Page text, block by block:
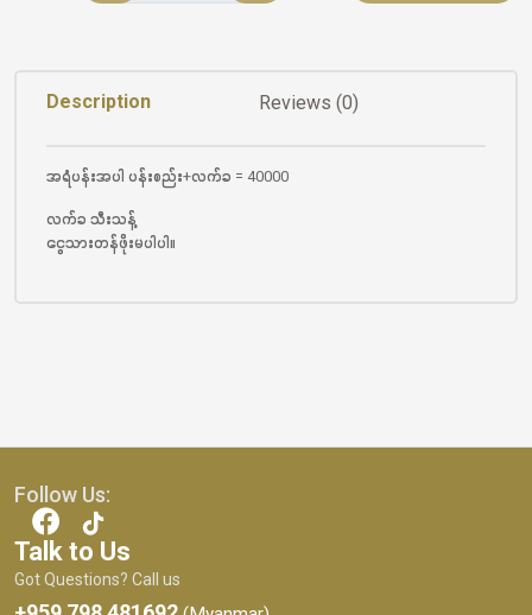
Description Reviews (0)
အရံပန်းအပါ ပန်းစည်း+လက်ခ = 40000
လက်ခ သီးသန့်
ငွေသားတန်ဖိုးမပါပါ။
Follow Us:
Talk to Us
Got Questions? Call us